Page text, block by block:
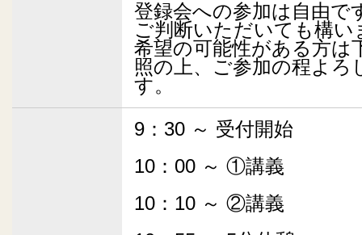
登録会への参加は自由で
ご判断いただいても構い
希望の可能性がある方は
照の上、ご参加の程よろ
す。
9：30 ～ 受付開始
10：00 ～ ①講義
10：10 ～ ②講義